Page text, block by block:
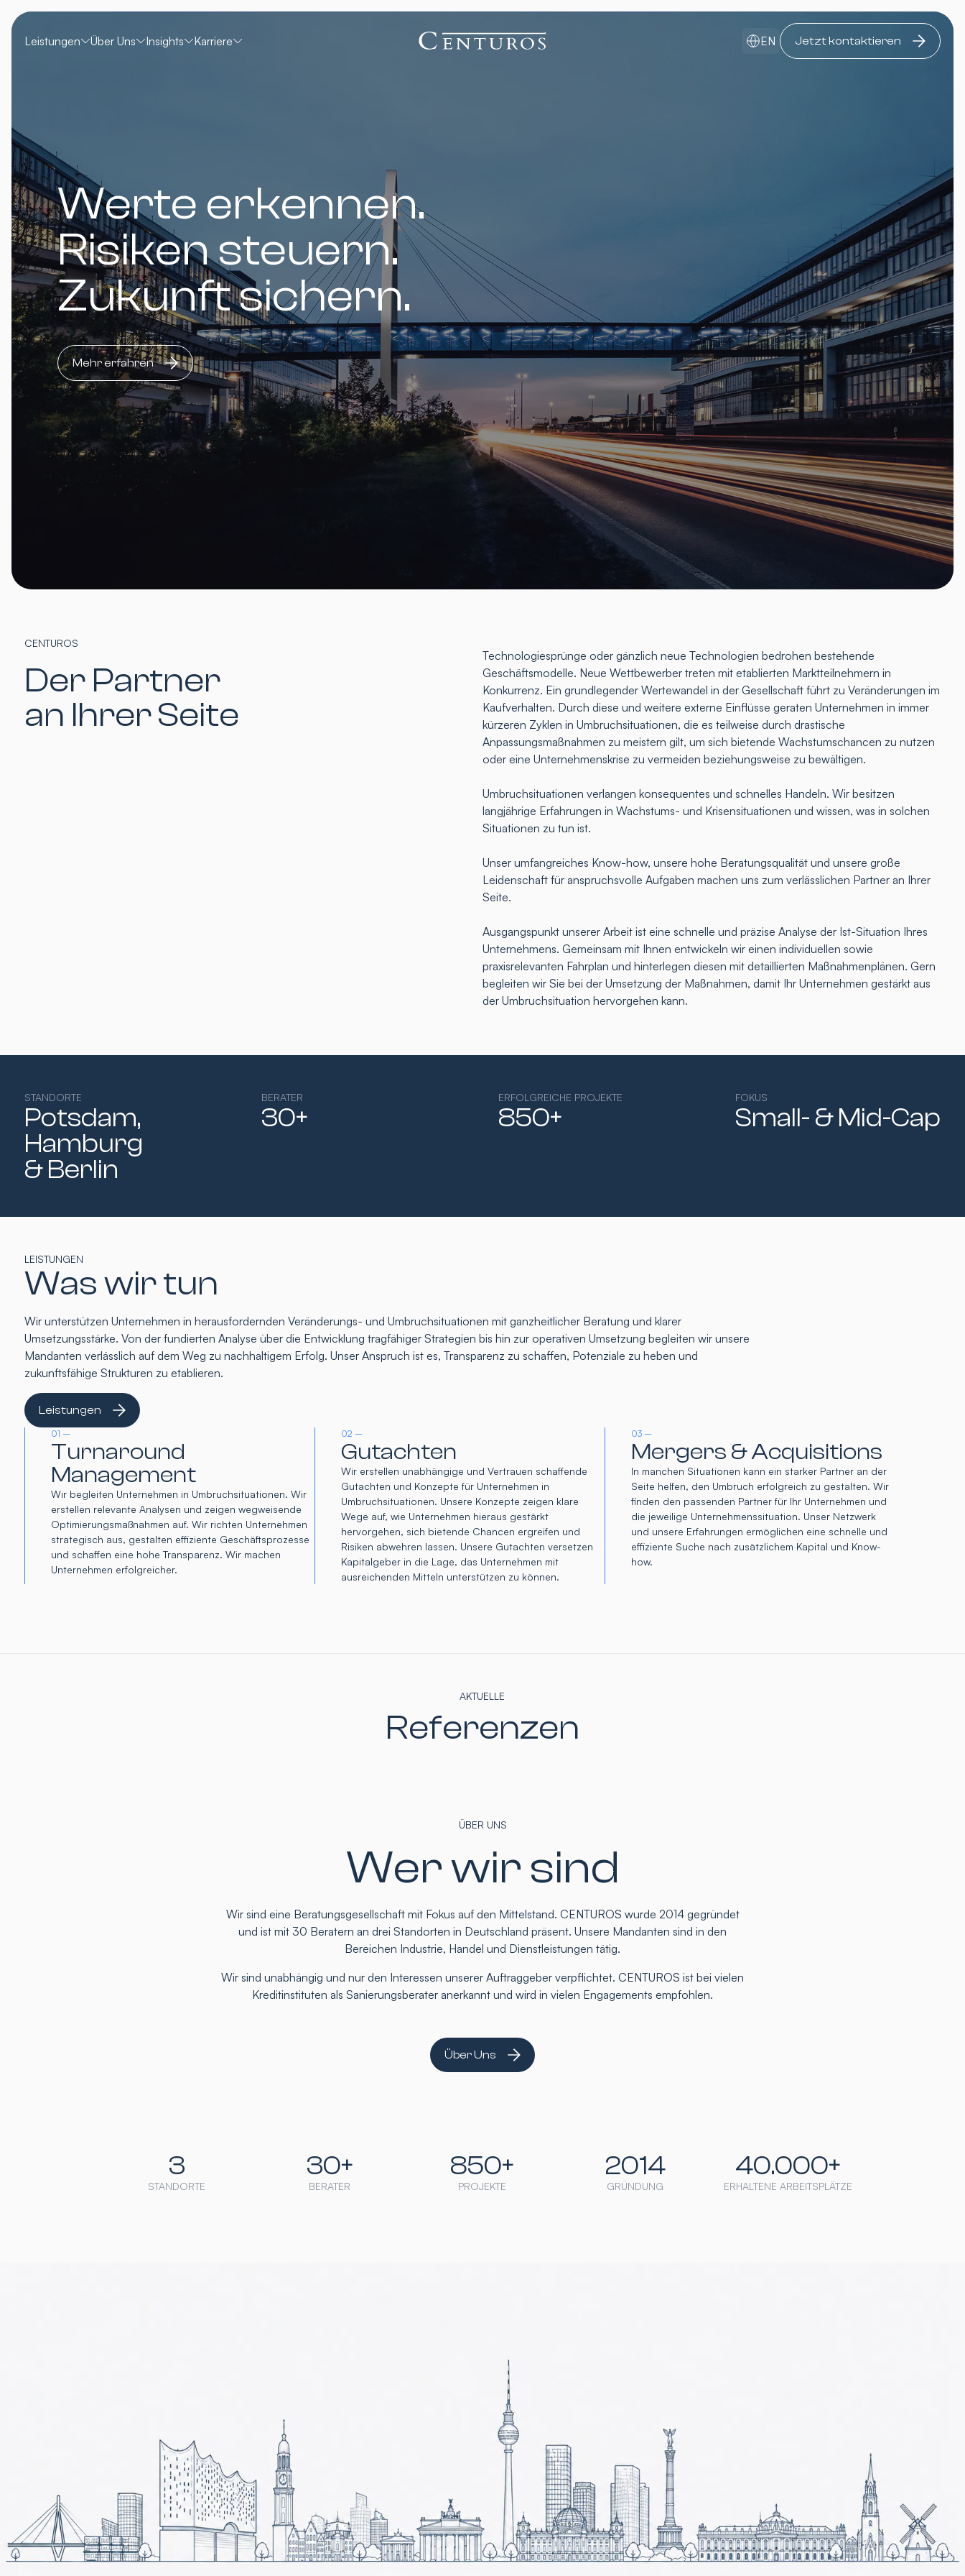
Leistungen Über Uns Insights Karriere EN Jetzt kontaktieren
Werte erkennen.
Risiken steuern.
Zukunft sichern.
Mehr erfahren
CENTUROS
Der Partner
an Ihrer Seite
Technologiesprünge oder gänzlich neue Technologien bedrohen bestehende
Geschäftsmodelle. Neue Wettbewerber treten mit etablierten Marktteilnehmern in
Konkurrenz. Ein grundlegender Wertewandel in der Gesellschaft führt zu Veränderungen im
Kaufverhalten. Durch diese und weitere externe Einflüsse geraten Unternehmen in immer
kürzeren Zyklen in Umbruchsituationen, die es teilweise durch drastische
Anpassungsmaßnahmen zu meistern gilt, um sich bietende Wachstumschancen zu nutzen
oder eine Unternehmenskrise zu vermeiden beziehungsweise zu bewältigen.
Umbruchsituationen verlangen konsequentes und schnelles Handeln. Wir besitzen
langjährige Erfahrungen in Wachstums- und Krisensituationen und wissen, was in solchen
Situationen zu tun ist.
Unser umfangreiches Know-how, unsere hohe Beratungsqualität und unsere große
Leidenschaft für anspruchsvolle Aufgaben machen uns zum verlässlichen Partner an Ihrer
Seite.
Ausgangspunkt unserer Arbeit ist eine schnelle und präzise Analyse der Ist-Situation Ihres
Unternehmens. Gemeinsam mit Ihnen entwickeln wir einen individuellen sowie
praxisrelevanten Fahrplan und hinterlegen diesen mit detaillierten Maßnahmenplänen. Gern
begleiten wir Sie bei der Umsetzung der Maßnahmen, damit Ihr Unternehmen gestärkt aus
der Umbruchsituation hervorgehen kann.
STANDORTE
Potsdam,
Hamburg​
& Berlin
BERATER
30+
ERFOLGREICHE PROJEKTE
850+
FOKUS
Small- & Mid-Cap​
LEISTUNGEN
Was wir tun
Wir unterstützen Unternehmen in herausfordernden Veränderungs- und Umbruchsituationen mit ganzheitlicher Beratung und klarer
Umsetzungsstärke. Von der fundierten Analyse über die Entwicklung tragfähiger Strategien bis hin zur operativen Umsetzung begleiten wir unsere
Mandanten verlässlich auf dem Weg zu nachhaltigem Erfolg. Unser Anspruch ist es, Transparenz zu schaffen, Potenziale zu heben und
zukunftsfähige Strukturen zu etablieren.
Leistungen
01 –
Turnaround
Management
Wir begleiten Unternehmen in Umbruchsituationen. Wir
erstellen relevante Analysen und zeigen wegweisende
Optimierungsmaßnahmen auf. Wir richten Unternehmen
strategisch aus, gestalten effiziente Geschäftsprozesse
und schaffen eine hohe Transparenz. Wir machen
Unternehmen erfolgreicher.
02 –
Gutachten
Wir erstellen unabhängige und Vertrauen schaffende
Gutachten und Konzepte für Unternehmen in
Umbruchsituationen. Unsere Konzepte zeigen klare
Wege auf, wie Unternehmen hieraus gestärkt
hervorgehen, sich bietende Chancen ergreifen und
Risiken abwehren lassen. Unsere Gutachten versetzen
Kapitalgeber in die Lage, das Unternehmen mit
ausreichenden Mitteln unterstützen zu können.
03 –
Mergers & Acquisitions
In manchen Situationen kann ein starker Partner an der
Seite helfen, den Umbruch erfolgreich zu gestalten. Wir
finden den passenden Partner für Ihr Unternehmen und
die jeweilige Unternehmenssituation. Unser Netzwerk
und unsere Erfahrungen ermöglichen eine schnelle und
effiziente Suche nach zusätzlichem Kapital und Know-
how.
AKTUELLE
Referenzen
ÜBER UNS
Wer wir sind
Wir sind eine Beratungsgesellschaft mit Fokus auf den Mittelstand. CENTUROS wurde 2014 gegründet
und ist mit 30 Beratern an drei Standorten in Deutschland präsent. Unsere Mandanten sind in den
Bereichen Industrie, Handel und Dienstleistungen tätig.
Wir sind unabhängig und nur den Interessen unserer Auftraggeber verpflichtet. CENTUROS ist bei vielen
Kreditinstituten als Sanierungsberater anerkannt und wird in vielen Engagements empfohlen.
Über Uns
STANDORTE
3
BERATER
30+
PROJEKTE
850+
GRÜNDUNG
2014
ERHALTENE ARBEITSPLÄTZE
40.000+